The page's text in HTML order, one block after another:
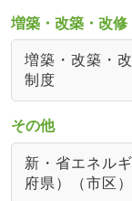
増築・改築・改修
増築・改築・
制度
その他
新・省エネル
府県）（市区）